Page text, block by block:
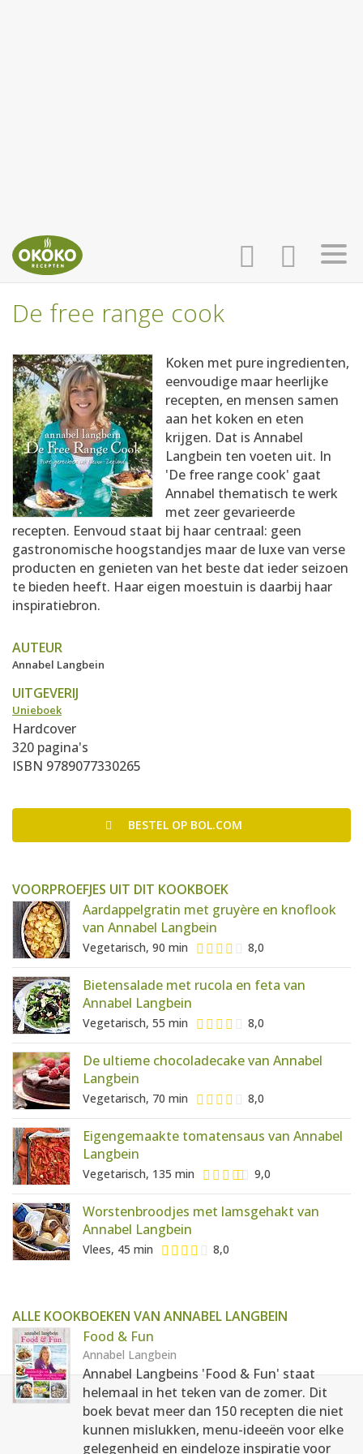
AANMELDEN
HOME
RECEPTEN
WEEKMENU'S
KOOKBOEKEN
De free range cook
Koken met pure ingredienten,
eenvoudige maar heerlijke
recepten, en mensen samen
aan het koken en eten
krijgen. Dat is Annabel
Langbein ten voeten uit. In
'De free range cook' gaat
Annabel thematisch te werk
met zeer gevarieerde
recepten. Eenvoud staat bij haar centraal: geen
gastronomische hoogstandjes maar de luxe van verse
producten en genieten van het beste dat ieder seizoen
te bieden heeft. Haar eigen moestuin is daarbij haar
inspiratiebron.
AUTEUR
Annabel Langbein
UITGEVERIJ
Unieboek
Hardcover
320 pagina's
ISBN 9789077330265
BESTEL OP BOL.COM
VOORPROEFJES UIT DIT KOOKBOEK
Aardappelgratin met gruyère en knoflook
van Annabel Langbein
Vegetarisch, 90 min 8,0
Bietensalade met rucola en feta van
Annabel Langbein
Vegetarisch, 55 min 8,0
De ultieme chocoladecake van Annabel
Langbein
Vegetarisch, 70 min 8,0
Eigengemaakte tomatensaus van Annabel
Langbein
Vegetarisch, 135 min 9,0
Worstenbroodjes met lamsgehakt van
Annabel Langbein
Vlees, 45 min 8,0
ALLE KOOKBOEKEN VAN ANNABEL LANGBEIN
Food & Fun
Annabel Langbein
Annabel Langbeins 'Food & Fun' staat
helemaal in het teken van de zomer. Dit
boek bevat meer dan 150 recepten die niet
kunnen mislukken, menu-ideeën voor elke
gelegenheid en eindeloze inspiratie voor